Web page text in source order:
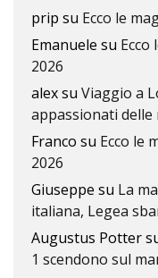
prip su Ecco le
Emanuele su Ecco
2026
alexsu Viaggio a
appassionati delle
Franco su Ecco le
2026
Giuseppe su La
italiana, Legea
Augustus Potter
1 scendono sul